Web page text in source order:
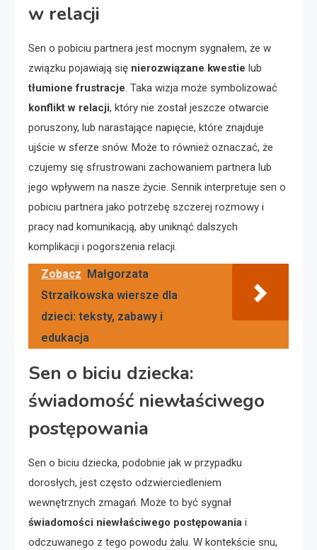
w relacji
Sen o pobiciu partnera jest mocnym sygnałem, że w
związku pojawiają się nierozwiązane kwestie lub
tłumione frustracje. Taka wizja może symbolizować
konflikt w relacji, który nie został jeszcze otwarcie
poruszony, lub narastające napięcie, które znajduje
ujście w sferze snów. Może to również oznaczać, że
czujemy się sfrustrowani zachowaniem partnera lub
jego wpływem na nasze życie. Sennik interpretuje sen o
pobiciu partnera jako potrzebę szczerej rozmowy i
pracy nad komunikacją, aby uniknąć dalszych
komplikacji i pogorszenia relacji.
Zobacz
Małgorzata
Strzałkowska wiersze dla
dzieci: teksty, zabawy i
edukacja
Sen o biciu dziecka:
świadomość niewłaściwego
postępowania
Sen o biciu dziecka, podobnie jak w przypadku
dorosłych, jest często odzwierciedleniem
wewnętrznych zmagań. Może to być sygnał
świadomości niewłaściwego postępowania i
odczuwanego z tego powodu żalu. W kontekście snu,